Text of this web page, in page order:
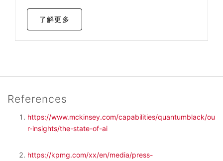
了解更多
References
https://www.mckinsey.com/capabilities/quantumblack/ou
r-insights/the-state-of-ai
https://kpmg.com/xx/en/media/press-